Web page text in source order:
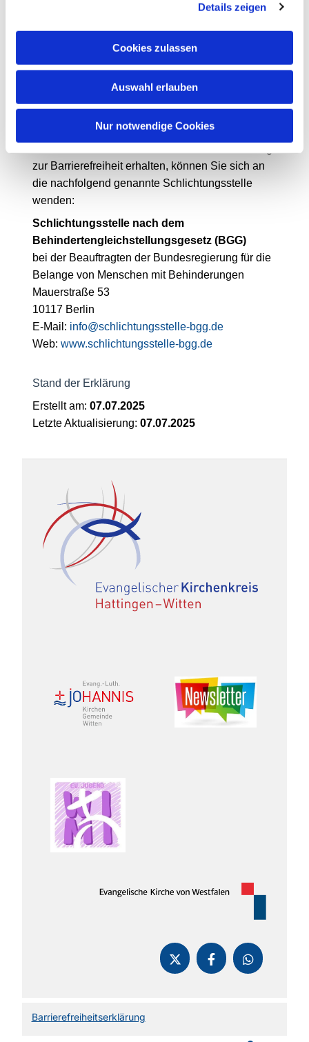
Details zeigen
Cookies zulassen
Auswahl erlauben
Nur notwendige Cookies
Telefon:02302-57124
Telefax: 02302-9786233
E-Mail:Linnemann@kirche-hawi.de
Durchsetzungsverfahren
Sollten Sie innerhalb von vier Wochen keine
zur Barrierefreiheit erhalten, können Sie sich an
die nachfolgend genannte Schlichtungsstelle
wenden:
Schlichtungsstelle nach dem
Behindertengleichstellungsgesetz (BGG)
bei der Beauftragten der Bundesregierung für die
Belange von Menschen mit Behinderungen
Mauerstraße 53
10117 Berlin
E-Mail: info@schlichtungsstelle-bgg.de
Web: www.schlichtungsstelle-bgg.de
Stand der Erklärung
Erstellt am: 07.07.2025
Letzte Aktualisierung: 07.07.2025
Barrierefreiheitserklärung